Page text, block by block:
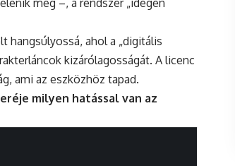
hangsúlyossá, ahol a „digitális
kizárólagosságát. A licenc
ami az eszközhöz tapad.
milyen hatással van az